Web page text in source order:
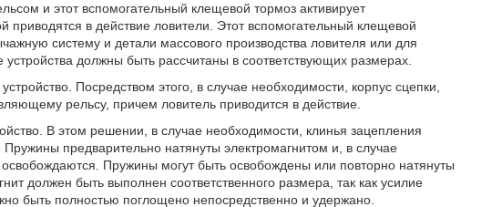
и этот вспомогательный клещевой тормоз активирует
в действие ловители. Этот вспомогательный клещевой
систему и детали массового производства ловителя или для
должны быть рассчитаны в соответствующих размерах.
Посредством этого, в случае необходимости, корпус сцепки,
рельсу, причем ловитель приводится в действие.
В этом решении, в случае необходимости, клинья зацепления
предварительно натянуты электромагнитом и, в случае
Пружины могут быть освобождены или повторно натянуты
должен быть выполнен соответственного размера, так как усилие
быть полностью поглощено непосредственно и удержано.